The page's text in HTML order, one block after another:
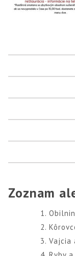
Zoznam
Vajcia